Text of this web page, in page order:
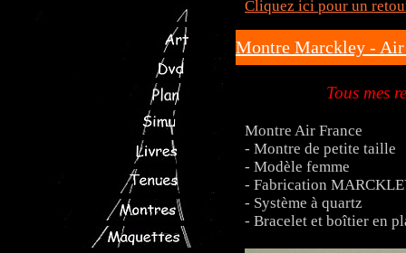
Cliquez ici pour un
Montre Marckley -
Tous mes
Montre Air France
- Montre de petite taille
- Modèle femme
- Fabrication
- Système à quartz
- Bracelet et boîtier en